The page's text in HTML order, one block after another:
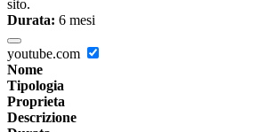
sito.
Durata: 6 mesi
youtube.com
Nome
Tipologia
Proprieta
Descrizione